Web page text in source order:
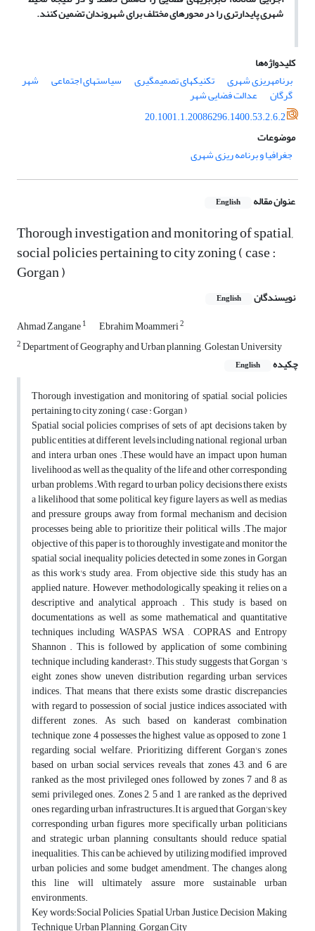
شهری پایدارتری را در محور‏های مختلف برای شهروندان تضمین کنند.
کلیدواژه‌ها
برنامه‏ریزی شهری
تکنیک‏های تصمیم‏گیری سیاست‏های اجتماعی شهر
گرگان
عدالت فضایی شهر
20.1001.1.20086296.1400.53.2.6.2
موضوعات
جغرافیا و برنامه ریزی شهری
عنوان مقاله English
Thorough investigation and monitoring of spatial,
social policies pertaining to city zoning ( case :
Gorgan )
نویسندگان English
Ahmad Zangane1 Ebrahim Moammeri2
2Department of Geography and Urban planning , Golestan University
چکیده
English
Thorough investigation and monitoring of spatial, social policies
pertaining to city zoning ( case : Gorgan )
Spatial social policies comprises of sets of apt decisions taken by
public entities at different levels including national, regional ,urban
and intera urban ones .These would have an impact upon human
livelihood as well as the quality of the life and other corresponding
urban problems .With regard to urban policy decisions there exists
a likelihood that some political key figure layers as well as medias
and pressure groups, away from formal mechanism and decision
processes being able to prioritize their political wills .The major
objective of this paper is to thoroughly investigate and monitor the
spatial social inequality policies detected in some zones in Gorgan
as this work's study area. From objective side, this study has an
applied nature. However, methodologically speaking it relies on a
descriptive and analytical approach . This study is based on
documentations as well as some mathematical and quantitative
techniques including WASPAS ,WSA , COPRAS and Entropy
Shannon . This is followed by application of some combining
technique including kanderast?. This study suggests that Gorgan 's
eight zones show uneven distribution regarding urban services
indices. That means that there exists some drastic discrepancies
with regard to possession of social justice indices associated with
different zones. As such, based on kanderast combination
technique, zone 4 possesses the highest value as opposed to zone 1
regarding social welfare. Prioritizing different Gorgan's zones
based on urban social services reveals that zones 4,3, and 6 are
ranked as the most privileged ones followed by zones 7 and 8 as
semi privileged ones. Zones 2, 5 and 1 are ranked as the deprived
ones regarding urban infrastructures.It is argued that Gorgan's key
corresponding urban figures, more specifically urban politicians
and strategic urban planning consultants should reduce spatial
inequalities. This can be achieved by utilizing modified, improved
urban policies and some budget amendment. The changes along
this line will ultimately assure more sustainable urban
environments.
Key words:Social Policies, Spatial Urban Justice, Decision Making